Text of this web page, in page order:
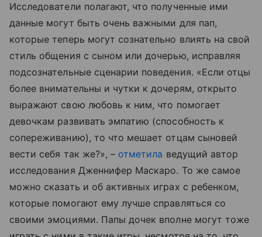
Исследователи полагают, что полученные ими
данные могут быть очень важными для пап,
которые теперь могут сознательно влиять на свой
стиль общения с сыном или дочерью, исправляя
подсознательные сценарии поведения. «Если отцы
более внимательны и чутки к дочерям, открыто
выражают свою любовь к ним, что помогает
девочкам развивать эмпатию (способность к
сопереживанию), то что мешает отцам сыновей
вести себя так же?», – отметила ведущий автор
исследования Дженнифер Маскаро. То же самое
можно сказать и об активных играх с ребенком,
которые помогают ему лучше справляться со
своими эмоциями. Папы дочек вполне могут тоже